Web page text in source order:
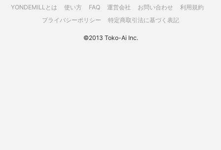
YONDEMILLとは 使い方 FAQ 運営会社 お問い合わせ
利用規約
プライバシーポリシー
特定商取引法に基づく表記
©2013 Toko-Ai Inc.